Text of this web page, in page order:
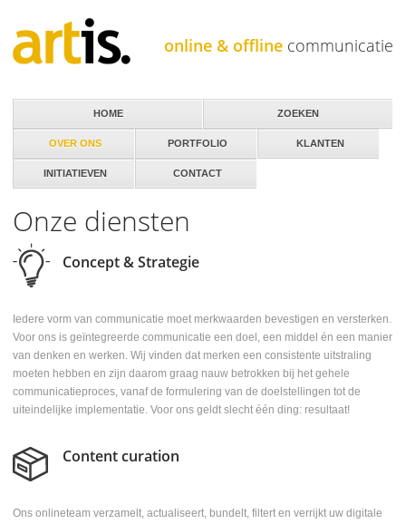
online & offline communicatie
Onze diensten
Concept & Strategie
Iedere vorm van communicatie moet merkwaarden bevestigen en versterken.
Voor ons is geïntegreerde communicatie een doel, een middel én een manier
van denken en werken. Wij vinden dat merken een consistente uitstraling
moeten hebben en zijn daarom graag nauw betrokken bij het gehele
communicatieproces, vanaf de formulering van de doelstellingen tot de
uiteindelijke implementatie. Voor ons geldt slecht één ding: resultaat!
Content curation
Ons onlineteam verzamelt, actualiseert, bundelt, filtert en verrijkt uw digitale
HOME
OVER ONS PORTFOLIO KLANTEN
INITIATIEVEN CONTACT
ZOEKEN